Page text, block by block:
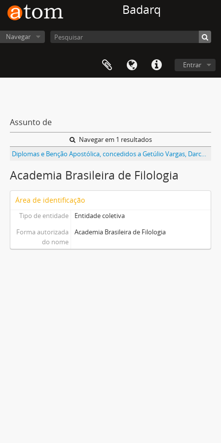
Badarq
Navegar
Entrar
Assunto de
Navegar em 1 resultados
Diplomas e Benção Apostólica, concedidos a Getúlio Vargas, Darcy Vargas e Getúlio Vargas Filho, entre outros
Academia Brasileira de Filologia
Área de identificação
Tipo de entidade
Entidade coletiva
Forma autorizada
do nome
Academia Brasileira de Filologia